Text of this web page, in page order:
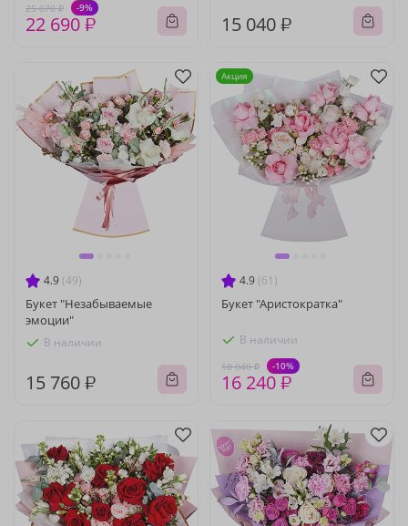
25 070 ₽ -9%
22 690 ₽ 15 040 ₽
4.9 (49)
Букет "Незабываемые
эмоции"
В наличии
15 760 ₽
4.9 (61)
Букет "Аристократка"
В наличии
18 040 ₽ -10%
16 240 ₽
Акция